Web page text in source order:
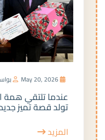
عندما تلتقي همة
تولد قصة تميز
المزيد